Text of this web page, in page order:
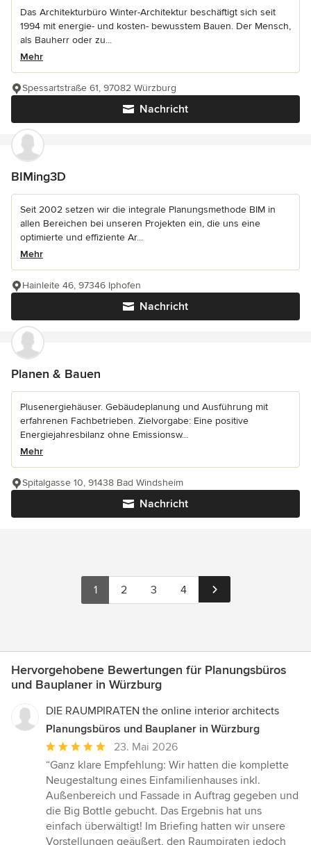
Das Architekturbüro Winter-Architektur beschäftigt sich seit
1994 mit energie- und kosten- bewusstem Bauen. Der Mensch,
als Bauherr oder zu...
Mehr
Nachricht
Spessartstraße 61, 97082 Würzburg
BIMing3D
Seit 2002 setzen wir die integrale Planungsmethode BIM in
allen Bereichen bei unseren Projekten ein, die uns eine
optimierte und effiziente Ar...
Mehr
Nachricht
Hainleite 46, 97346 Iphofen
Planen & Bauen
Plusenergiehäuser. Gebäudeplanung und Ausführung mit
erfahrenen Fachbetrieben. Zielvorgabe: Eine positive
Energiejahresbilanz ohne Emissionsw...
Mehr
Nachricht
Spitalgasse 10, 91438 Bad Windsheim
1 2 3 4
Hervorgehobene Bewertungen für Planungsbüros
und Bauplaner in Würzburg
DIE RAUMPIRATEN the online interior architects
Planungsbüros und Bauplaner in Würzburg
Durchschnittliche
Bewertung:
5
von
5
Sternen
23. Mai 2026
“Ganz klare Empfehlung: Wir hatten die komplette
Neugestaltung eines Einfamilienhauses inkl.
Außenbereich und Fassade in Auftrag gegeben und
die Big Bottle gebucht. Das Ergebnis hat uns
einfach überwältigt! Im Briefing hatten wir unsere
Vorstellungen geäußert, den Raumpiraten jedoch